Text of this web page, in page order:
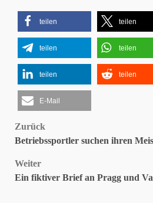
teilen teilen
teilen teilen
teilen teilen
E-Mail
Beitragsnavigation
Zurück
Betriebssportler suchen ihren
Weiter
Ein fiktiver Brief an Pragg und